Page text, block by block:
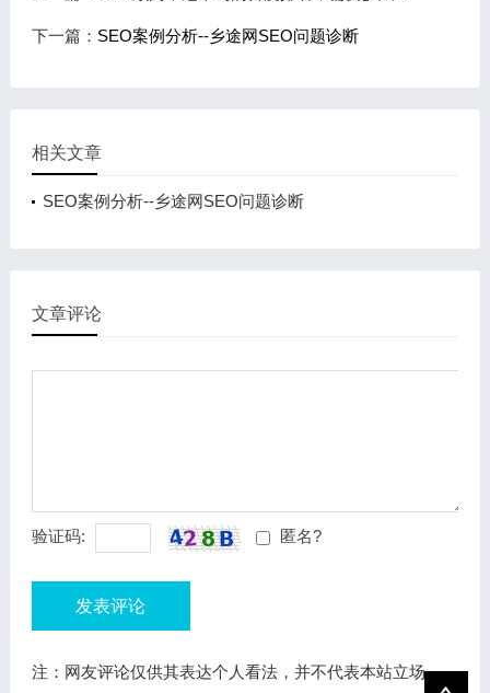
下一篇： SEO案例分析--乡途网SEO问题诊断
相关文章
SEO案例分析--乡途网SEO问题诊断
文章评论
验证码: 匿名?
发表评论
注：网友评论仅供其表达个人看法，并不代表本站立场。